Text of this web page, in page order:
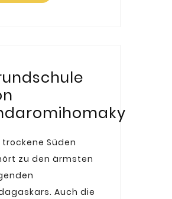
trockene Süden
zu den ärmsten
Auch die